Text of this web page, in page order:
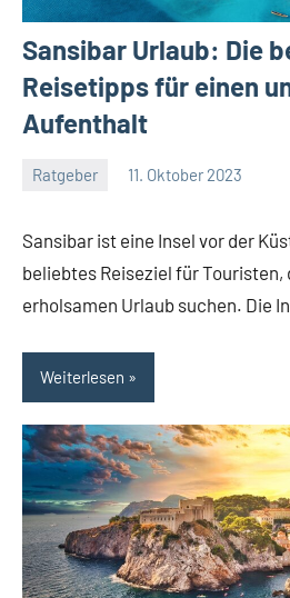
Sansibar Urlaub: Die
Reisetipps für einen
Aufenthalt
Ratgeber 11. Oktober 2023
Sansibar ist eine Insel vor der
beliebtes Reiseziel für Touristen,
erholsamen Urlaub suchen. Die
Weiterlesen